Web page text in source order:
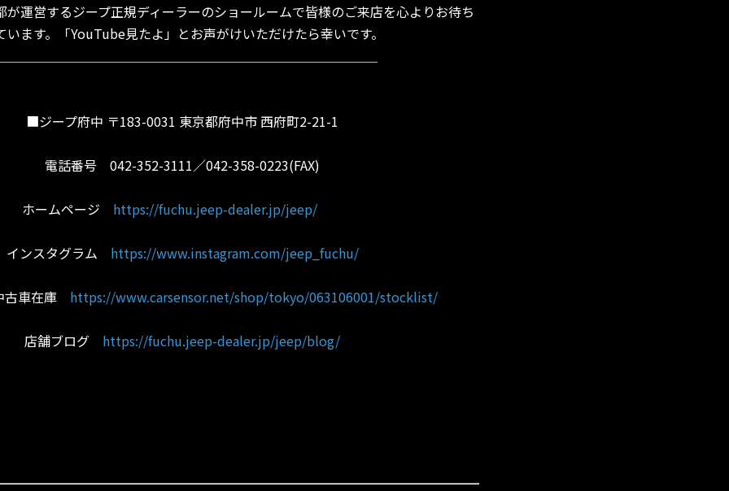
が運営するジープ正規ディーラーのショールームで皆様のご来店を心よりお待ち
います。「YouTube見たよ」とお声がけいただけたら幸いです。
■ジープ府中 〒183-0031 東京都府中市 西府町2-21-1
電話番号 042-352-3111／042-358-0223(FAX)
ホームページ https://fuchu.jeep-dealer.jp/jeep/
インスタグラム https://www.instagram.com/jeep_fuchu/
古車在庫 https://www.carsensor.net/shop/tokyo/063106001/stocklist/
店舗ブログ https://fuchu.jeep-dealer.jp/jeep/blog/